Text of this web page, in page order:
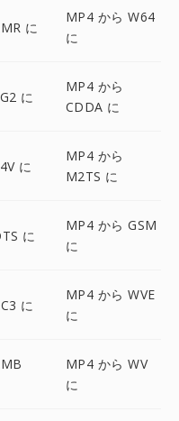
に
MP4 から W64
に
に
MP4 から
CDDA に
に
MP4 から
M2TS に
に
MP4 から GSM
に
に
MP4 から WVE
に
MP4 から WV
に